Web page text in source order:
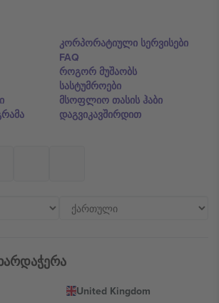
კორპორატიული სერვისები
FAQ
როგორ მუშაობს
სასტუმროები
მსოფლიო თასის ჰაბი
დაგვიკავშირდით
United Kingdom